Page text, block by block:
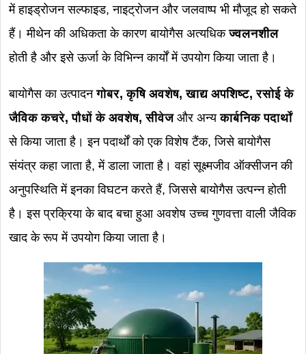
में हाइड्रोजन सल्फाइड, नाइट्रोजन और जलवाष्प भी मौजूद हो सकते
हैं। मीथेन की अधिकता के कारण बायोगैस अत्यधिकज्वलनशील
होती है और इसे ऊर्जा के विभिन्न कार्यों में उपयोग किया जाता है।
बायोगैस का उत्पादनगोबर, कृषि अवशेष, खाद्य अपशिष्ट, रसोई के
जैविक कचरे, पौधों के अवशेष, सीवेजऔर अन्यकार्बनिक पदार्थों
से किया जाता है। इन पदार्थों को एक विशेष टैंक, जिसे बायोगैस
संयंत्र कहा जाता है, में डाला जाता है। वहां सूक्ष्मजीव ऑक्सीजन की
अनुपस्थिति में इनका विघटन करते हैं, जिससे बायोगैस उत्पन्न होती
है। इस प्रक्रिया के बाद बचा हुआ अवशेष उच्च गुणवत्ता वाली जैविक
खाद के रूप में उपयोग किया जाता है।